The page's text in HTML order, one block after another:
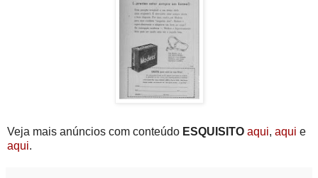
Veja mais anúncios com conteúdo ESQUISITO aqui, aqui e
aqui.